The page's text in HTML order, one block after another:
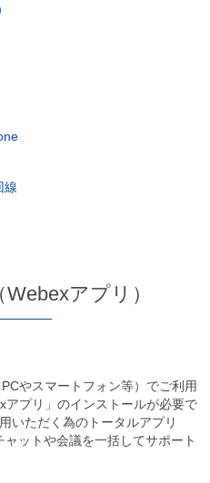
線
アプリ）
やスマートフォン等）でご利用
プリ」のインストールが必要で
いただく為のトータルアプリ
ットや会議を一括してサポート